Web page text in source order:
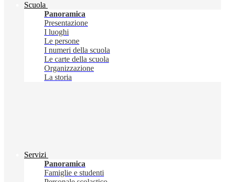
Scuola
Panoramica
Presentazione
I luoghi
Le persone
I numeri della scuola
Le carte della scuola
Organizzazione
La storia
Servizi
Panoramica
Famiglie e studenti